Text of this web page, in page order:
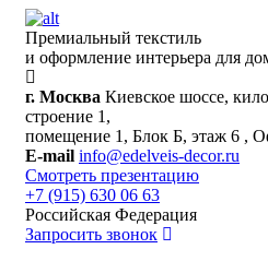
Премиальный текстиль
и оформление интерьера для
г. Москва Киевское шоссе,
строение 1,
помещение 1, Блок Б, этаж 6 ,
E-mail info@edelveis-decor.ru
Смотреть презентацию
+7 (915) 630 06 63
Российская Федерация
Запросить звонок